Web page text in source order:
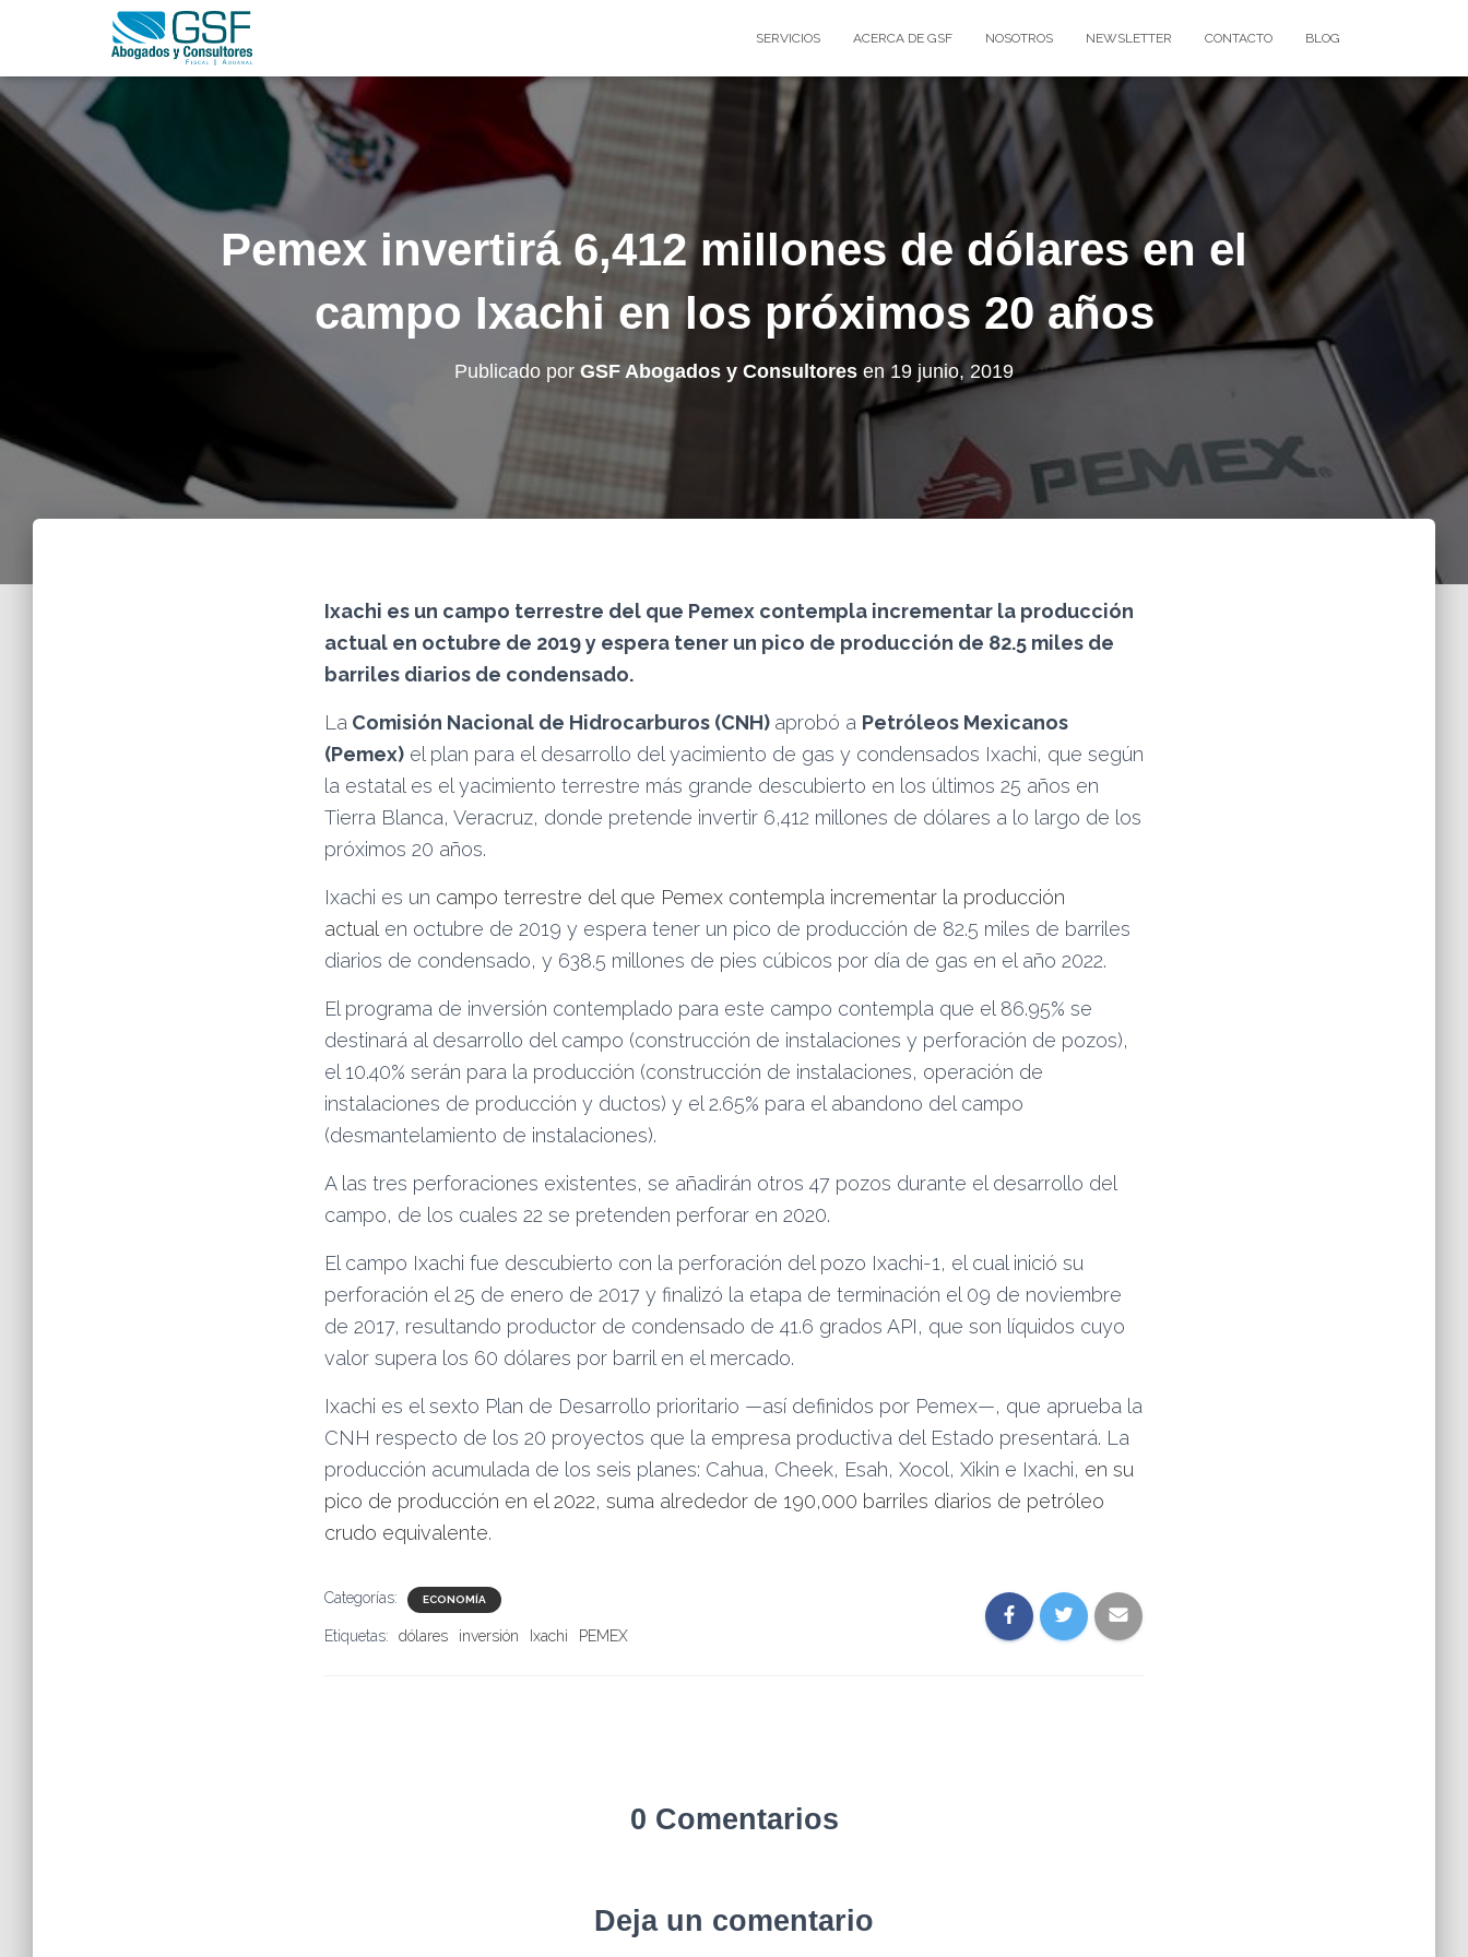
SERVICIOS ACERCA DE GSF NOSOTROS NEWSLETTER CONTACTO BLOG
Pemex invertirá 6,412 millones de dólares en el
campo Ixachi en los próximos 20 años
Publicado por GSF Abogados y Consultores en19 junio, 2019
Ixachi es un campo terrestre del que Pemex contempla incrementar la producción
actual en octubre de 2019 y espera tener un pico de producción de 82.5 miles de
barriles diarios de condensado.
La Comisión Nacional de Hidrocarburos (CNH) aprobó a Petróleos Mexicanos
(Pemex) el plan para el desarrollo del yacimiento de gas y condensados Ixachi, que según
la estatal es el yacimiento terrestre más grande descubierto en los últimos 25 años en
Tierra Blanca, Veracruz, donde pretende invertir 6,412 millones de dólares a lo largo de los
próximos 20 años.
Ixachi es un campo terrestre del que Pemex contempla incrementar la producción
actual en octubre de 2019 y espera tener un pico de producción de 82.5 miles de barriles
diarios de condensado, y 638.5 millones de pies cúbicos por día de gas en el año 2022.
El programa de inversión contemplado para este campo contempla que el 86.95% se
destinará al desarrollo del campo (construcción de instalaciones y perforación de pozos),
el 10.40% serán para la producción (construcción de instalaciones, operación de
instalaciones de producción y ductos) y el 2.65% para el abandono del campo
(desmantelamiento de instalaciones).
A las tres perforaciones existentes, se añadirán otros 47 pozos durante el desarrollo del
campo, de los cuales 22 se pretenden perforar en 2020.
El campo Ixachi fue descubierto con la perforación del pozo Ixachi-1, el cual inició su
perforación el 25 de enero de 2017 y finalizó la etapa de terminación el 09 de noviembre
de 2017, resultando productor de condensado de 41.6 grados API, que son líquidos cuyo
valor supera los 60 dólares por barril en el mercado.
Ixachi es el sexto Plan de Desarrollo prioritario —así definidos por Pemex—, que aprueba la
CNH respecto de los 20 proyectos que la empresa productiva del Estado presentará. La
producción acumulada de los seis planes: Cahua, Cheek, Esah, Xocol, Xikin e Ixachi, en su
pico de producción en el 2022, suma alrededor de 190,000 barriles diarios de petróleo
crudo equivalente.
Categorías: ECONOMÍA
Etiquetas: dólares inversión Ixachi PEMEX
0 Comentarios
Deja un comentario